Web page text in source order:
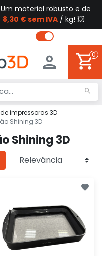
material robusto e de
8,30 € sem IVA/ kg! 💥
0
impressoras 3D
Shining 3D
Shining 3D